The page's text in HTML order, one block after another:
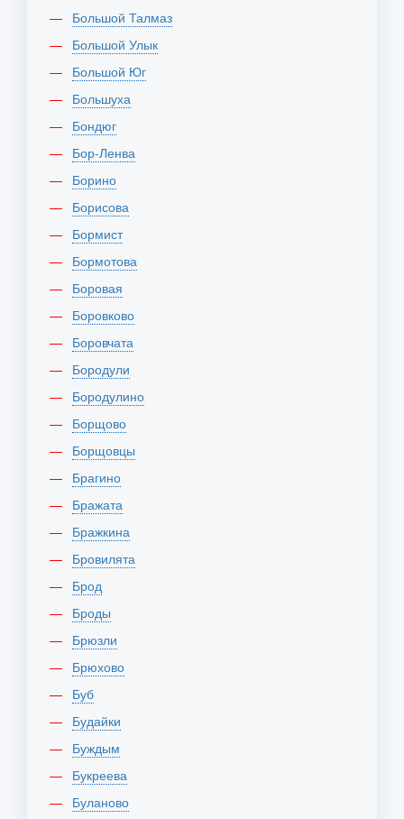
Большой Талмаз
Большой Улык
Большой Юг
Большуха
Бондюг
Бор-Ленва
Борино
Борисова
Бормист
Бормотова
Боровая
Боровково
Боровчата
Бородули
Бородулино
Борщово
Борщовцы
Брагино
Бражата
Бражкина
Бровилята
Брод
Броды
Брюзли
Брюхово
Буб
Будайки
Буждым
Букреева
Буланово